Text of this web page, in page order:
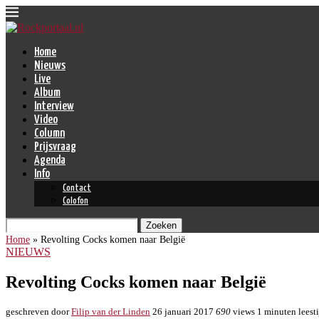
Home
Nieuws
Live
Album
Interview
Video
Column
Prijsvraag
Agenda
Info
Contact
Colofon
Zoeken
Home » Revolting Cocks komen naar België
NIEUWS
Revolting Cocks komen naar België
geschreven doorFilip van der Linden 26 januari 2017 690 views 1 minuten